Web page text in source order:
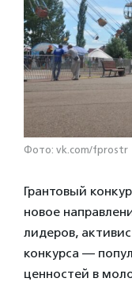
Фото: vk.com/fprostr
Грантовый
новое
лидеров,
конкурса —
ценностей в